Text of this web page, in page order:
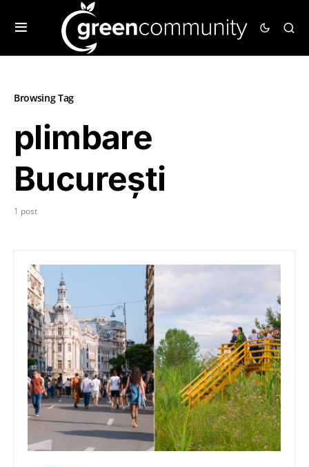
Browsing Tag
plimbare
București
1 post